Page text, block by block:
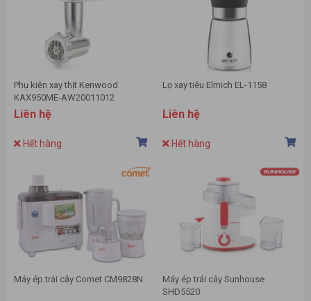
Phụ kiện xay thịt Kenwood
KAX950ME-AW20011012
Liên hệ
Hết hàng
Lọ xay tiêu Elmich EL-1158
Liên hệ
Hết hàng
Máy ép trái cây Comet CM9828N
Máy ép trái cây Sunhouse
SHD5520